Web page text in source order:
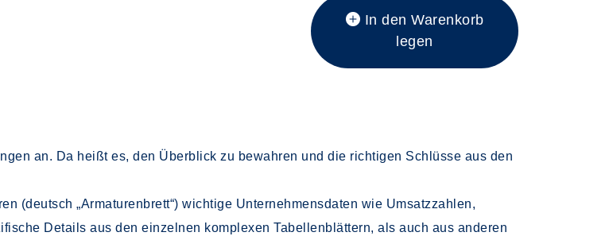
In den Warenkorb
legen
an. Da heißt es, den Überblick zu bewahren und die richtigen Schlüsse aus den
(deutsch „Armaturenbrett“) wichtige Unternehmensdaten wie Umsatzzahlen,
Details aus den einzelnen komplexen Tabellenblättern, als auch aus anderen